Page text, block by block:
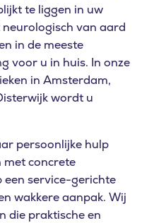
te liggen in uw
van aard
in de meeste
voor u in huis. In onze
in Amsterdam,
wordt u
persoonlijke hulp
met concrete
een service-gerichte
wakkere aanpak. Wij
die praktische en